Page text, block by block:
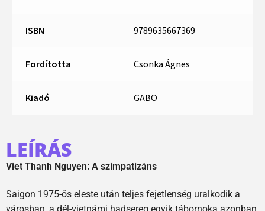
ISBN 9789635667369
Fordította Csonka Ágnes
Kiadó GABO
LEÍRÁS
Viet Thanh Nguyen: A szimpatizáns
Saigon 1975-ös eleste után teljes fejetlenség uralkodik a